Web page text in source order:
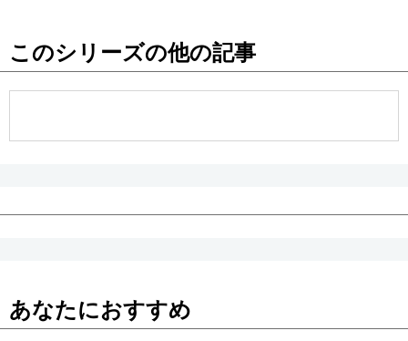
このシリーズの他の記事
あなたにおすすめ